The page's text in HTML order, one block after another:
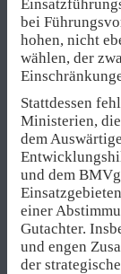
bei
hohen, nicht
wählen, der
Stattdessen
Ministerien,
dem
und dem
einer
Gutachter.
und engen
der